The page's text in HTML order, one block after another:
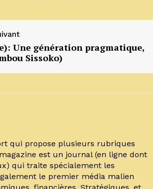
Une génération pragmatique,
Sissoko)
qui propose plusieurs rubriques
est un journal (en ligne dont
qui traite spécialement les
le premier média malien